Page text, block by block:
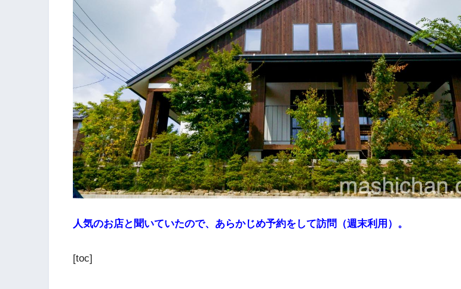
人気のお店と聞いていたので、あらかじめ予約をして訪問（週末利用）。
[toc]